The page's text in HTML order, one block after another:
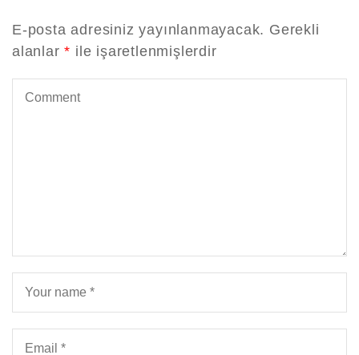
E-posta adresiniz yayınlanmayacak. Gerekli
alanlar* ile işaretlenmişlerdir